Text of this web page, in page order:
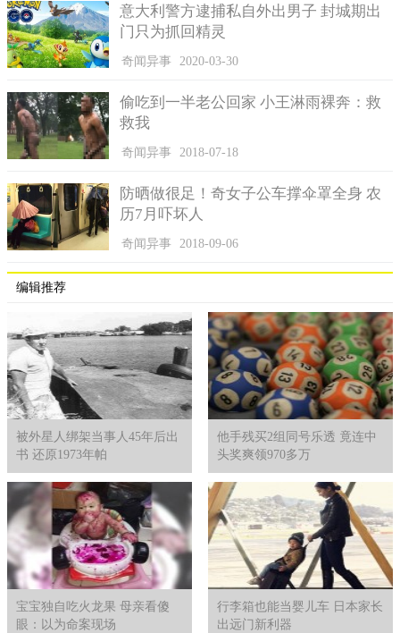
意大利警方逮捕私自外出男子 封城期出
门只为抓回精灵
奇闻异事 2020-03-30
偷吃到一半老公回家 小王淋雨裸奔：救
救我
奇闻异事 2018-07-18
防晒做很足！奇女子公车撑伞罩全身 农
历7月吓坏人
奇闻异事 2018-09-06
编辑推荐
被外星人绑架当事人45年后出
书 还原1973年帕
他手残买2组同号乐透 竟连中
头奖爽领970多万
宝宝独自吃火龙果 母亲看傻
眼：以为命案现场
行李箱也能当婴儿车 日本家长
出远门新利器